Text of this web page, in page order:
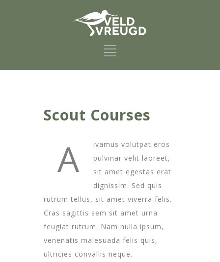
Scout Courses
A
ivamus volutpat eros
pulvinar velit laoreet,
sit amet egestas erat
dignissim. Sed quis
rutrum tellus, sit amet viverra felis.
Cras sagittis sem sit amet urna
feugiat rutrum. Nam nulla ipsum,
venenatis malesuada felis quis,
ultricies convallis neque.